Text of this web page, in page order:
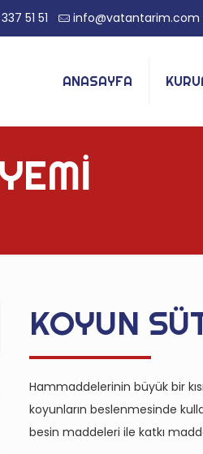
51 51 info@vatantarim.com
ANASAYFA
KOYUN
Hammaddelerinin büyük bir
koyunların beslenmesinde
besin maddeleri ile katkı